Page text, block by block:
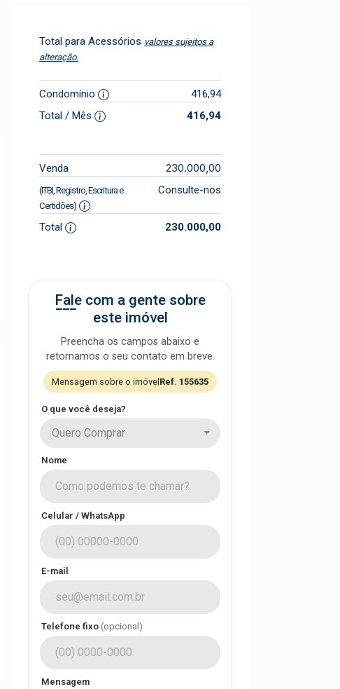
Total para Acessórios valores sujeitos a
alteração.
Condomínio
416,94
Total / Mês
416,94
Venda 230.000,00
(ITBI, Registro, Escritura e
Certidões)
Consulte-nos
Total 230.000,00
Fale com a gente sobre
este imóvel
Preencha os campos abaixo e
retornamos o seu contato em breve.
Mensagem sobre o imóvel Ref. 155635
O que você deseja?
Quero Comprar
Nome
Celular / WhatsApp
E-mail
Telefone fixo (opcional)
Mensagem